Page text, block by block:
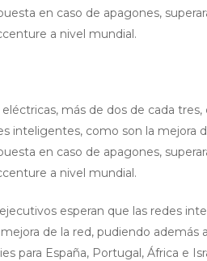
en caso de apagones,
a nivel mundial.
más de dos de cada
inteligentes, como son la mejora
en caso de apagones,
a nivel mundial.
esperan que las redes
de la red, pudiendo además
para España, Portugal, África e